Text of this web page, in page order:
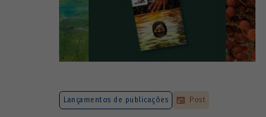
Lançamentos de publicações Post